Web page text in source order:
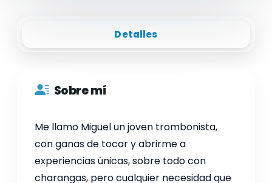
Detalles
Sobre mí
Me llamo Miguel un joven trombonista,
con ganas de tocar y abrirme a
experiencias únicas, sobre todo con
charangas, pero cualquier necesidad que